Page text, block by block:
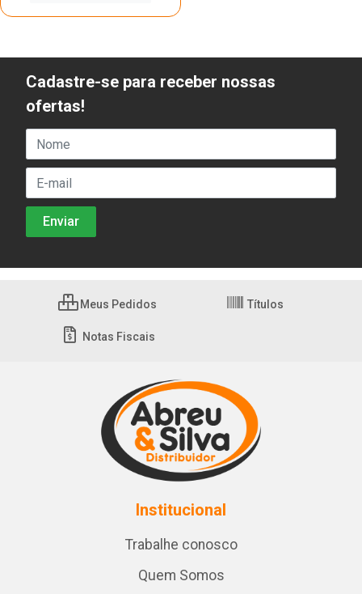
Cadastre-se para receber nossas
ofertas!
Meus Pedidos Títulos
Notas Fiscais
Institucional
Trabalhe conosco
Quem Somos